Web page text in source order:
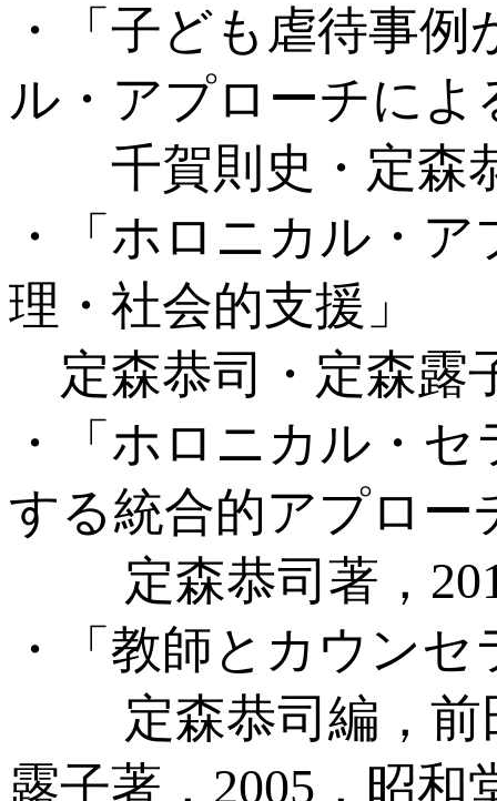
・「子ども虐待事
ル・アプローチによ
千賀則史・定森恭
・「ホロニカル・
理・社会的支援」
定森恭司・定森露
・「ホロニカル・
する統合的アプロー
定森恭司著，
・「教師とカウン
定森恭司編，前田
露子著，2005，昭和